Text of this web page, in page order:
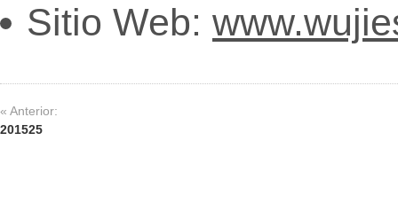
Sitio Web:
« Anterior:
201525